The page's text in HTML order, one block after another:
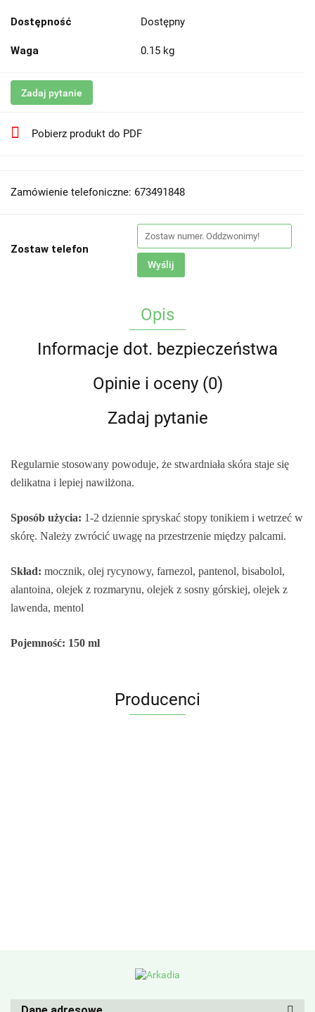
Dostępność Dostępny
Waga 0.15 kg
Zadaj pytanie
Pobierz produkt do PDF
Zamówienie telefoniczne: 673491848
Zostaw telefon
Wyślij
Opis
Informacje dot. bezpieczeństwa
Opinie i oceny (0)
Zadaj pytanie
Regularnie stosowany powoduje, że stwardniała skóra staje się
delikatna i lepiej nawilżona.
Sposób użycia: 1-2 dziennie spryskać stopy tonikiem i wetrzeć w
skórę. Należy zwrócić uwagę na przestrzenie między palcami.
Skład: mocznik, olej rycynowy, farnezol, pantenol, bisabolol,
alantoina, olejek z rozmarynu, olejek z sosny górskiej, olejek z
lawenda, mentol
Pojemność: 150 ml
Producenci